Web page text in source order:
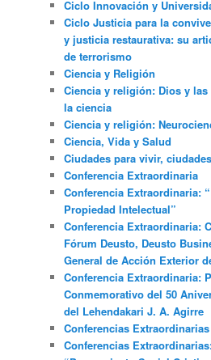
Ciclo Innovación y
Ciclo Justicia para la
y justicia restaurativa: su
de terrorismo
Ciencia y Religión
Ciencia y religión: Dios y
la ciencia
Ciencia y religión:
Ciencia, Vida y Salud
Ciudades para vivir,
Conferencia Extraordinaria
Conferencia Extraordinaria:
Propiedad Intelectual”
Conferencia Extraordinaria:
Fórum Deusto, Deusto
General de Acción Exterior
Conferencia Extraordinaria:
Conmemorativo del 50
del Lehendakari J. A. Agirre
Conferencias Extraordinarias
Conferencias